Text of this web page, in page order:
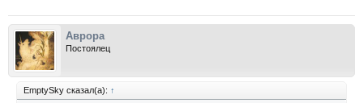
Аврора
Постоялец
EmptySky сказал(а): ↑